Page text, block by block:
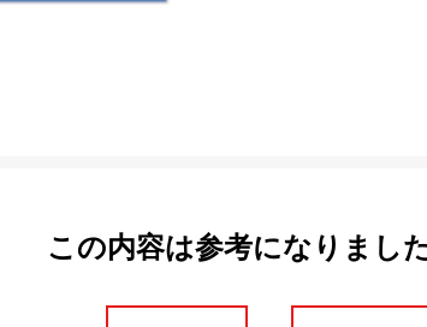
この内容は参考になりまし